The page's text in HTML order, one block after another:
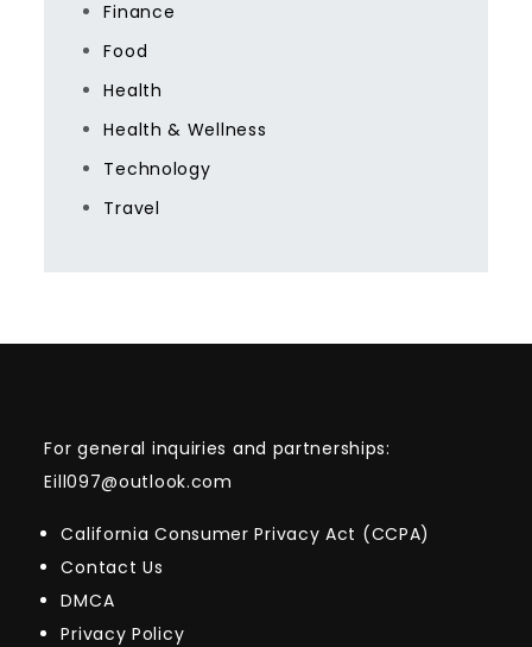
Finance
Food
Health
Health & Wellness
Technology
Travel
For general inquiries and partnerships:
Eill097@outlook.com
California Consumer Privacy Act (CCPA)
Contact Us
DMCA
Privacy Policy